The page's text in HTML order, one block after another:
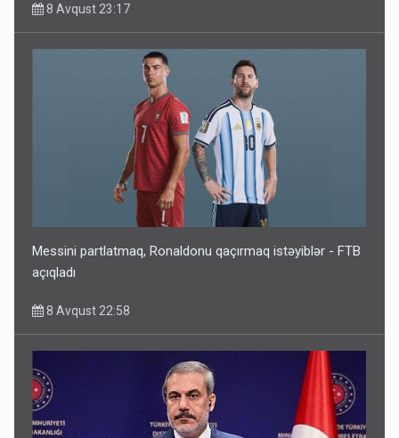
8 Avqust 23:17
Messini partlatmaq, Ronaldonu qaçırmaq istəyiblər - FTB
açıqladı
8 Avqust 22:58